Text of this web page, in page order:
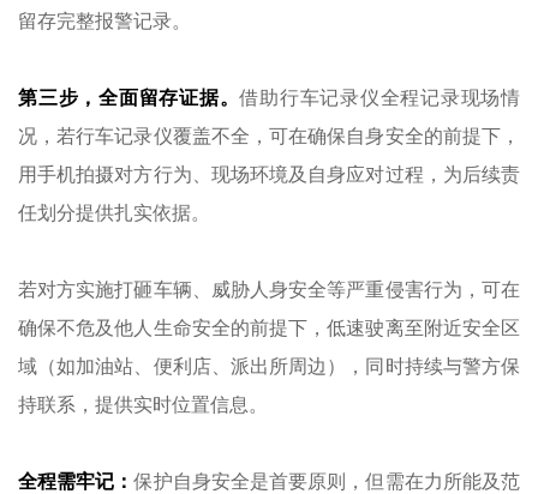
留存完整报警记录。
第三步，全面留存证据。借助行车记录仪全程记录现场情
况，若行车记录仪覆盖不全，可在确保自身安全的前提下，
用手机拍摄对方行为、现场环境及自身应对过程，为后续责
任划分提供扎实依据。
若对方实施打砸车辆、威胁人身安全等严重侵害行为，可在
确保不危及他人生命安全的前提下，低速驶离至附近安全区
域（如加油站、便利店、派出所周边），同时持续与警方保
持联系，提供实时位置信息。
全程需牢记：保护自身安全是首要原则，但需在力所能及范